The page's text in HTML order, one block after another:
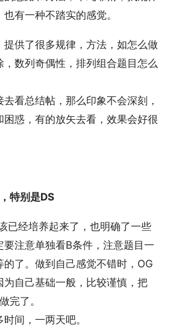
有一种不踏实的感觉。
提供了很多规律，方法，如怎么做
数列奇偶性，排列组合题目怎么
看总结帖，那么印象不会深刻，
惑，有的放矢去看，效果会好很
特别是DS
已经培养起来了，也明确了一些
注意单独看B条件，注意题目一
了。做到自己感觉不错时，OG
为自己基础一般，比较谨慎，把
完了。
间，一两天吧。